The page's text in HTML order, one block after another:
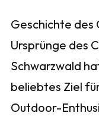
Geschichte des
Ursprünge des
Schwarzwald
beliebtes Ziel
Outdoor-